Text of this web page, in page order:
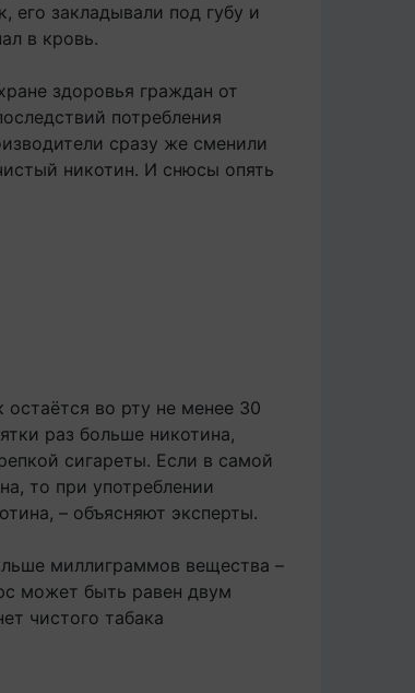
его закладывали под губу и
в кровь.
здоровья граждан от
потребления
сразу же сменили
никотин. И снюсы опять
во рту не менее 30
раз больше никотина,
сигареты. Если в самой
то при употреблении
– объясняют эксперты.
миллиграммов вещества –
может быть равен двум
чистого табака